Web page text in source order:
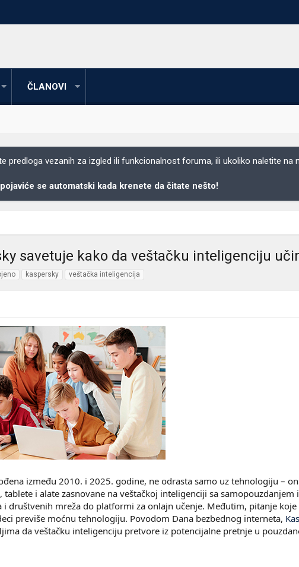
ČLANOVI
predloga vezanih za izgled ili funkcionalnost foruma, ili ukoliko naletite na
se automatski kada krenete da čitate nešto!
savetuje kako da veštačku inteligenciju
kaspersky veštačka inteligencija
između 2010. i 2025. godine, ne odrasta samo uz tehnologiju –
tablete i alate zasnovane na veštačkoj inteligenciji sa
i društvenih mreža do platformi za onlajn učenje. Međutim, pitanje
previše moćnu tehnologiju. Povodom Dana bezbednog interneta,
da veštačku inteligenciju pretvore iz potencijalne pretnje u